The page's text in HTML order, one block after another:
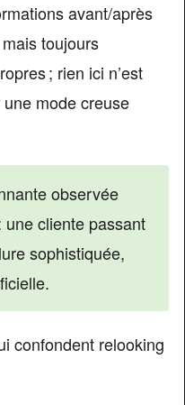
avant/après
toujours
; rien ici n’est
mode creuse
observée
cliente passant
sophistiquée,
confondent relooking